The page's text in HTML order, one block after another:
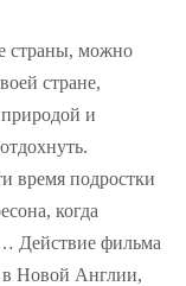
страны, можно
стране,
и
время подростки
когда
Действие фильма
в Новой Англии,